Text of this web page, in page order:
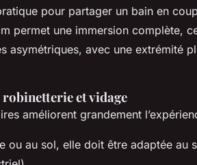
pour partager un bain en
permet une immersion complète,
asymétriques, avec une extrémité
et vidage
améliorent grandement
ou au sol, elle doit être adaptée au